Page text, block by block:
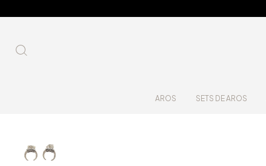
AROS SETS DE AROS